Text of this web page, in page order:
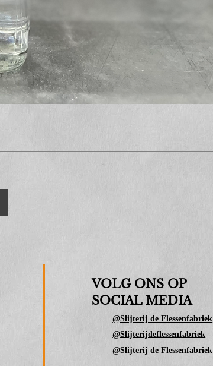
VOLG ONS OP
SOCIAL MEDIA
@Slijterij de Flessenfabriek
@Slijterijdeflessenfabriek
@Slijterij de Flessenfabriek